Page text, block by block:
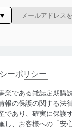
ーポリシー
業である雑誌定期購
報の保護の関する法
であり、確実に保護
し、お客様への「安